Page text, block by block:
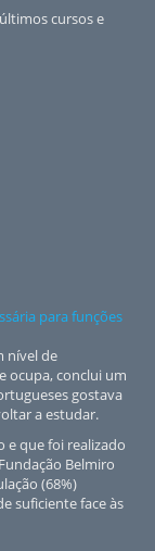
cursos e
para funções
nível de
ocupa, conclui um
gostava
a estudar.
e que foi realizado
Belmiro
(68%)
suficiente face às